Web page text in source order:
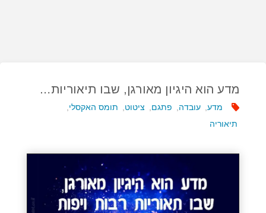
מדע הוא היגיון מאורגן, שבו תיאוריות…
מדע עובדה פתגם ציטוט תומס האקסלי
תיאוריה